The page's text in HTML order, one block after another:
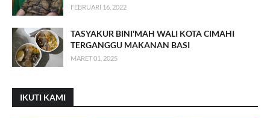
FEBRUARI 16, 2022
TASYAKUR BINI'MAH WALI KOTA CIMAHI
TERGANGGU MAKANAN BASI
MARET 01, 2025
IKUTI KAMI